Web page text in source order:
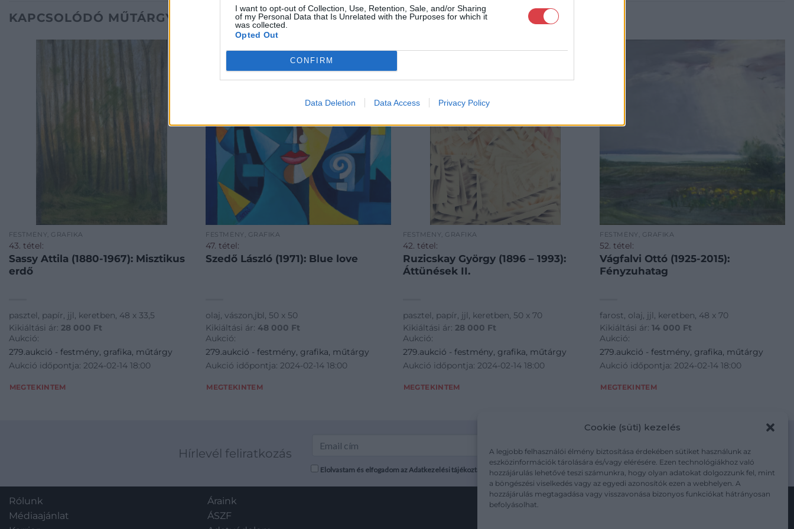
I want to opt-out of Collection, Use, Retention, Sale, and/or Sharing
of my Personal Data that Is Unrelated with the Purposes for which it
was collected.
Opted Out
CONFIRM
Data Deletion Data Access Privacy Policy
Cookie (süti) kezelés
A legjobb felhasználói élmény biztosítása érdekében sütiket használunk az
eszközinformációk tárolására és/vagy elérésére. Ezen technológiákhoz való
hozzájárulás lehetővé teszi számunkra, hogy olyan adatokat dolgozzunk fel, mint
a böngészési viselkedés vagy az egyedi azonosítók ezen a webhelyen. A
hozzájárulás megtagadása vagy visszavonása bizonyos funkciókat hátrányosan
befolyásolhat.
KAPCSOLÓDÓ MŰTÁRGYAK
FESTMÉNY, GRAFIKA
43. tétel:
Sassy Attila (1880-1967): Misztikus
erdő
pasztel, papír, jjl, keretben, 48 x 33,5
Kikiáltási ár: 28 000 Ft
Aukció:
279.aukció - festmény, grafika, műtárgy
Aukció időpontja: 2024-02-14 18:00
MEGTEKINTEM
FESTMÉNY, GRAFIKA
47. tétel:
Szedő László (1971): Blue love
olaj, vászon,jbl, 50 x 50
Kikiáltási ár: 48 000 Ft
Aukció:
279.aukció - festmény, grafika, műtárgy
Aukció időpontja: 2024-02-14 18:00
MEGTEKINTEM
FESTMÉNY, GRAFIKA
42. tétel:
Ruzicskay György (1896 – 1993):
Áttünések II.
pasztel, papír, jjl, keretben, 50 x 70
Kikiáltási ár: 28 000 Ft
Aukció:
279.aukció - festmény, grafika, műtárgy
Aukció időpontja: 2024-02-14 18:00
MEGTEKINTEM
FESTMÉNY, GRAFIKA
52. tétel:
Vágfalvi Ottó (1925-2015):
Fényzuhatag
farost, olaj, jjl, keretben, 48 x 70
Kikiáltási ár:14 000 Ft
Aukció:
279.aukció - festmény, grafika, műtárgy
Aukció időpontja: 2024-02-14 18:00
MEGTEKINTEM
Hírlevél feliratkozás
Elolvastam és elfogadom az Adatkezelési tájékoztatót: mutargy.com/adatkezelesi-tajekoztato/
Rólunk
Médiaajánlat
Áraink
ÁSZF